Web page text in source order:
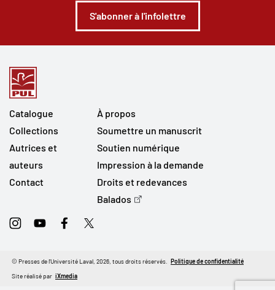
S'abonner à l'infolettre
Catalogue
Collections
Autrices et
auteurs
Contact
À propos
Soumettre un manuscrit
Soutien numérique
Impression à la demande
Droits et redevances
Balados
InstagramYoutubeFacebookTwitter
Site réalisé par iXmedia
© Presses de l'Université Laval, 2026, tous droits réservés. Politique de confidentialité